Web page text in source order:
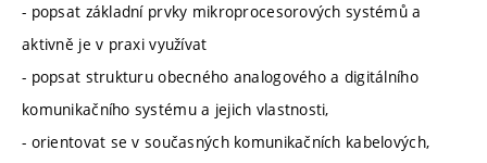
- popsat základní prvky mikroprocesorových systémů a
aktivně je v praxi využívat
- popsat strukturu obecného analogového a digitálního
komunikačního systému a jejich vlastnosti,
- orientovat se v současných komunikačních kabelových,